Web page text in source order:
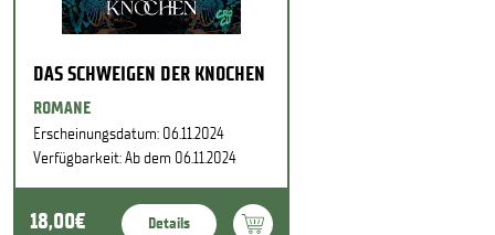
DAS SCHWEIGEN DER KNOCHEN
ROMANE
Erscheinungsdatum: 06.11.2024
Verfügbarkeit: Ab dem 06.11.2024
18,00€ Details